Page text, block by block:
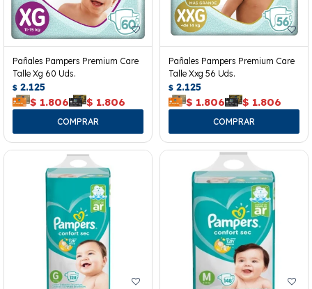
Pañales Pampers Premium Care
Talle Xg 60 Uds.
$ 2.125
$ 1.806 $ 1.806
Pañales Pampers Premium Care
Talle Xxg 56 Uds.
$ 2.125
$ 1.806 $ 1.806